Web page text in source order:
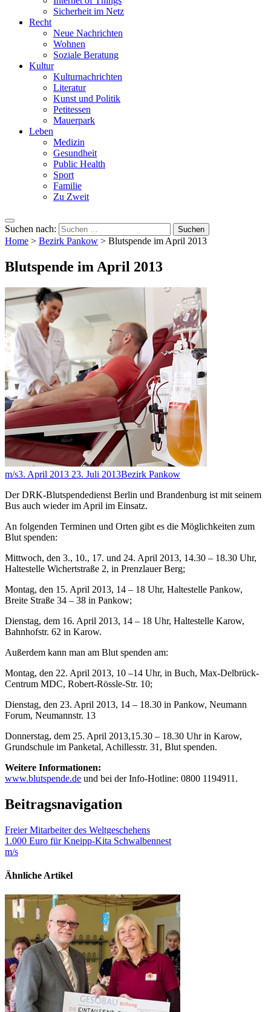
Sicherheit im Netz
Recht
Neue Nachrichten
Wohnen
Soziale Beratung
Kultur
Kulturnachrichten
Literatur
Kunst und Politik
Petitessen
Mauerpark
Leben
Medizin
Gesundheit
Public Health
Sport
Familie
Zu Zweit
Suchen nach:
Home > Bezirk Pankow > Blutspende im April 2013
Blutspende im April 2013
m/s3. April 2013 23. Juli 2013Bezirk Pankow
Der DRK-Blutspendedienst Berlin und Brandenburg ist mit seinem
Bus auch wieder im April im Einsatz.
An folgenden Terminen und Orten gibt es die Möglichkeiten zum
Blut spenden:
Mittwoch, den 3., 10., 17. und 24. April 2013, 14.30 – 18.30 Uhr,
Haltestelle Wichertstraße 2, in Prenzlauer Berg;
Montag, den 15. April 2013, 14 – 18 Uhr, Haltestelle Pankow,
Breite Straße 34 – 38 in Pankow;
Dienstag, dem 16. April 2013, 14 – 18 Uhr, Haltestelle Karow,
Bahnhofstr. 62 in Karow.
Außerdem kann man am Blut spenden am:
Montag, den 22. April 2013, 10 –14 Uhr, in Buch, Max-Delbrück-
Centrum MDC, Robert-Rössle-Str. 10;
Dienstag, den 23. April 2013, 14 – 18.30 in Pankow, Neumann
Forum, Neumannstr. 13
Donnerstag, dem 25. April 2013,15.30 – 18.30 Uhr in Karow,
Grundschule im Panketal, Achillesstr. 31, Blut spenden.
Weitere Informationen:
www.blutspende.de und bei der Info-Hotline: 0800 1194911.
Beitragsnavigation
Freier Mitarbeiter des Weltgeschehens
1.000 Euro für Kneipp-Kita Schwalbennest
m/s
Ähnliche Artikel